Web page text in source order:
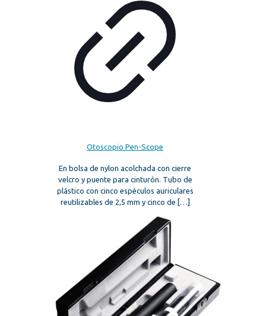
Otoscopio Pen-Scope
En bolsa de nylon acolchada con cierre
velcro y puente para cinturón. Tubo de
plástico con cinco espéculos auriculares
reutilizables de 2,5 mm y cinco de […]